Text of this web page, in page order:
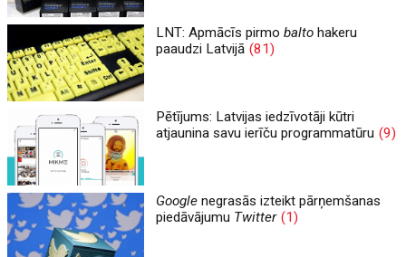
LNT: Apmācīs pirmobalto hakeru
paaudzi Latvijā (81)
Pētījums: Latvijas iedzīvotāji kūtri
atjaunina savu ierīču programmatūru (9)
Google negrasās izteikt pārņemšanas
piedāvājumu Twitter (1)